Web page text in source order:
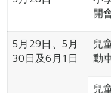
開
5月29日、5月
30日及6月1日
兒
動
兒